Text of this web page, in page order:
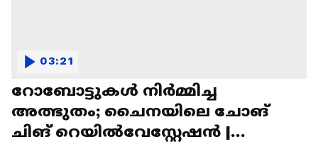
റോബോട്ടുകൾ നിർമ്മിച്ച
അത്ഭുതം; ചൈനയിലെ ചോങ്
ചിങ് റെയിൽവേസ്റ്റേഷൻ |
03:21